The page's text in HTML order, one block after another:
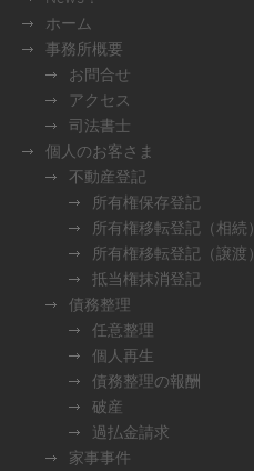
ホーム
事務所概要
お問合せ
アクセス
司法書士
個人のお客さま
不動産登記
所有権保存登記
所有権移転登記（相続）
所有権移転登記（譲渡）
抵当権抹消登記
債務整理
任意整理
個人再生
債務整理の報酬
破産
過払金請求
家事事件